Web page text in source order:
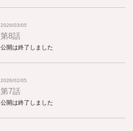
2026/03/05
第8話
公開は終了しました
2026/02/05
第7話
公開は終了しました